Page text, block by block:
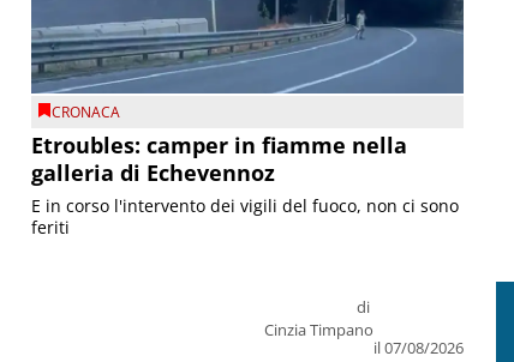
CRONACA
Etroubles: camper in fiamme nella
galleria di Echevennoz
di
Cinzia Timpano
il 07/08/2026
E in corso l'intervento dei vigili del fuoco, non ci sono
feriti